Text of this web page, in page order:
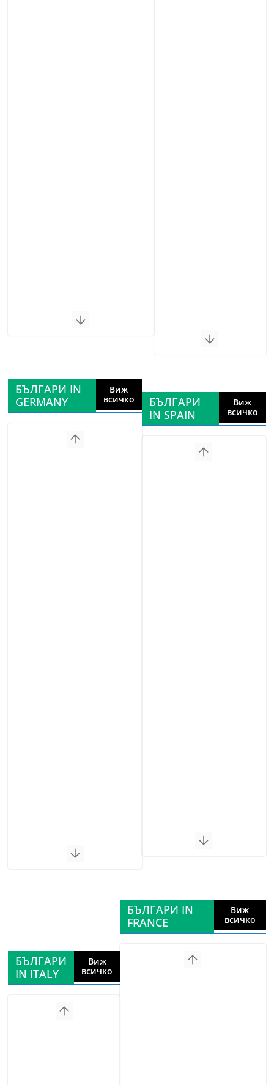
БЪЛГАРИ IN
GERMANY
Виж
всичко
БЪЛГАРИ
IN SPAIN
Виж
всичко
БЪЛГАРИ
IN ITALY
Виж
всичко
БЪЛГАРИ IN
FRANCE
Виж
всичко